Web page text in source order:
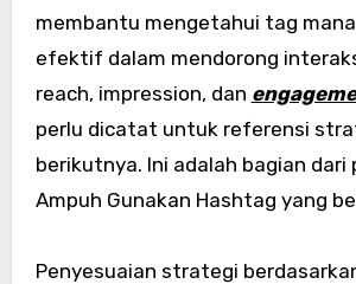
membantu mengetahui tag
efektif dalam mendorong
reach, impression, dan
perlu dicatat untuk referensi
berikutnya. Ini adalah bagian dari
Ampuh Gunakan Hashtag yang
Penyesuaian strategi